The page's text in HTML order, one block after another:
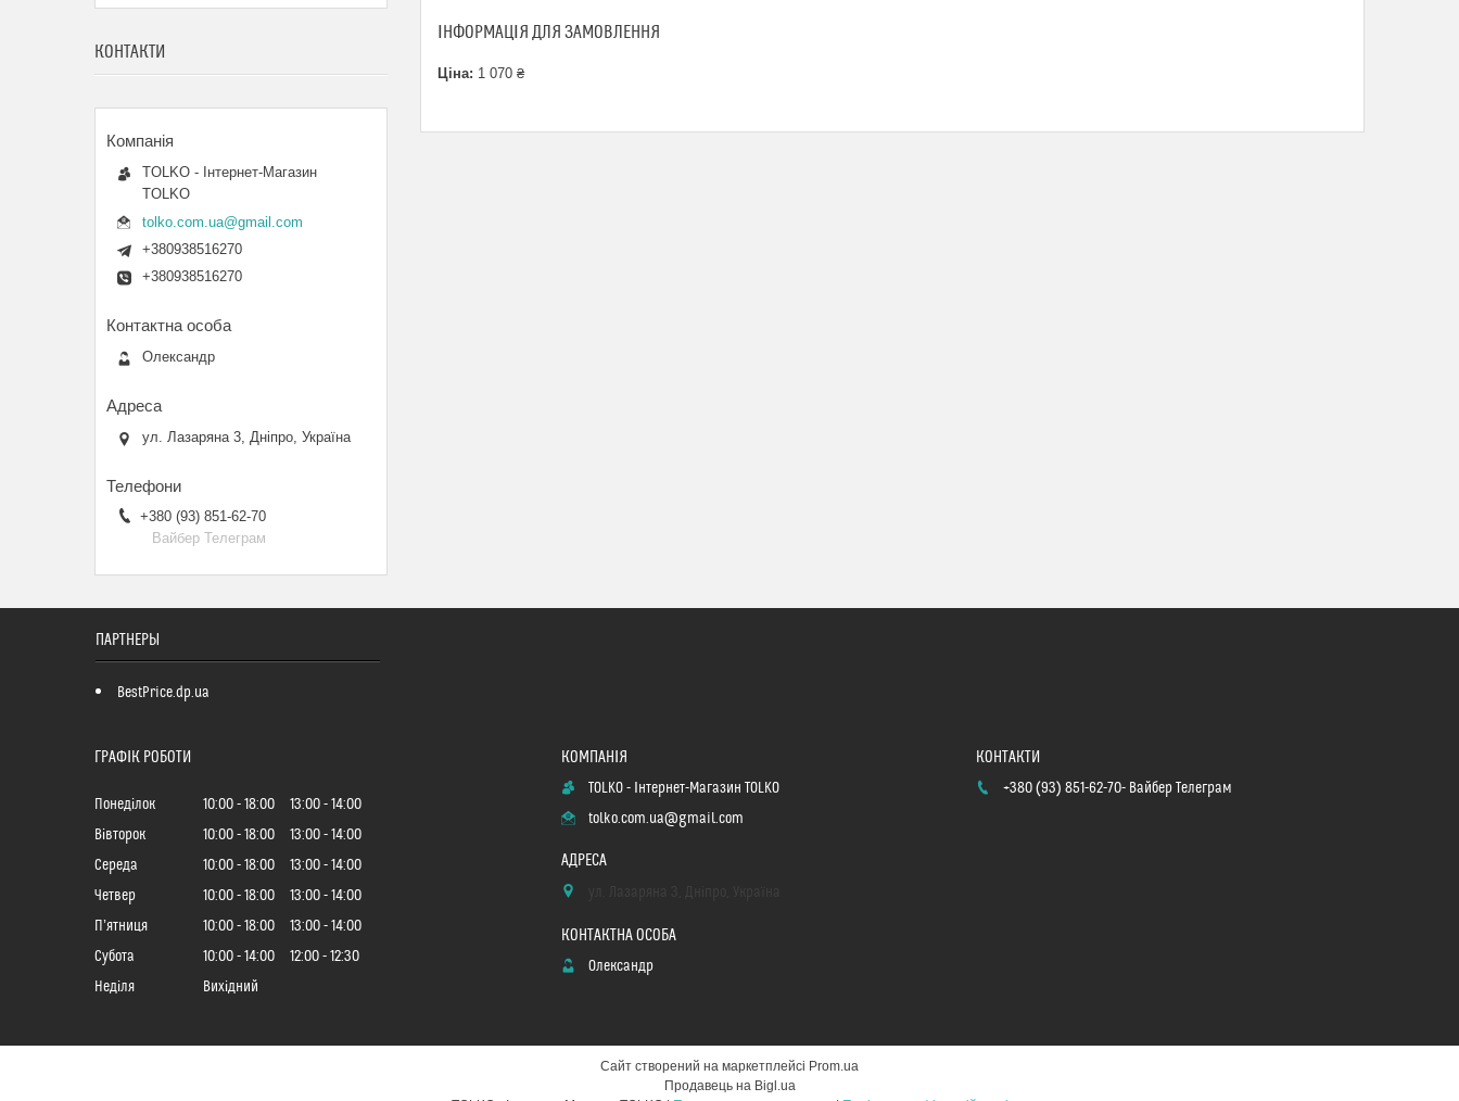
ІНФОРМАЦІЯ ДЛЯ ЗАМОВЛЕННЯ
Ціна: 1 070 ₴
КОНТАКТИ
TOLKO - Інтернет-Магазин
TOLKO
tolko.com.ua@gmail.com
+380938516270
+380938516270
Олександр
ул. Лазаряна 3, Дніпро, Україна
+380 (93) 851-62-70
Вайбер Телеграм
ПАРТНЕРЫ
BestPrice.dp.ua
ГРАФІК РОБОТИ
Понеділок 10:00 18:00 13:00
14:00
Вівторок
10:00 18:00 13:00
14:00
Середа
10:00 18:00 13:00
14:00
Четвер
10:00 18:00 13:00
14:00
Пʼятниця
10:00 18:00 13:00
14:00
Субота
10:00 14:00 12:00
12:30
Неділя
Вихідний
TOLKO - Інтернет-Магазин TOLKO
tolko.com.ua@gmail.com
Олександр
+380 (93) 851-62-70 Вайбер Телеграм
Сайт створений на маркетплейсі Prom.ua
Продавець на Bigl.ua